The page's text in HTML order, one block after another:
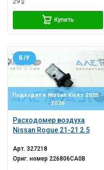
Купить
Подходит к Nissan Kicks 2025 -
2026
Расходомер воздуха
Nissan Rogue 21-21 2.5
Б/У
Арт.327218
Ориг. номер 226806CA0B